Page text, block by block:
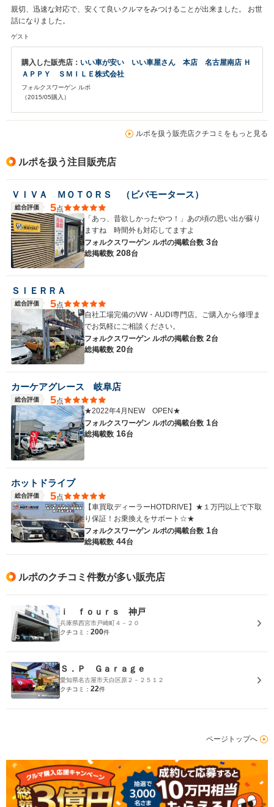
親切、迅速な対応で、安くて良いクルマをみつけることが出来ました。 お世
話になりました。
ゲスト
購入した販売店： いい車が安い いい車屋さん 本店 名古屋南店 Ｈ
ＡＰＰＹ ＳＭＩＬＥ株式会社
フォルクスワーゲン ルポ
（2015/05購入）
ルポを扱う販売店クチコミをもっと見る
ルポを扱う注目販売店
ＶＩＶＡ ＭＯＴＯＲＳ （ビバモータース）
総合評価 5点
「あっ、昔欲しかったやつ！」あの頃の思い出が蘇り
ますね 時間外も対応してますよ
フォルクスワーゲン ルポの掲載台数 3台
総掲載数 208台
ＳＩＥＲＲＡ
総合評価 5点
自社工場完備のVW・AUDI専門店。ご購入から修理ま
でお気軽にご相談ください。
フォルクスワーゲン ルポの掲載台数 2台
総掲載数 20台
カーケアグレース 岐阜店
総合評価 5点
★2022年4月NEW OPEN★
フォルクスワーゲン ルポの掲載台数 1台
総掲載数 16台
ホットドライブ
総合評価 5点
【車買取ディーラーHOTDRIVE】★１万円以上で下取
り保証！お乗換えをサポート☆★
フォルクスワーゲン ルポの掲載台数 1台
総掲載数 44台
ルポのクチコミ件数が多い販売店
ｉ ｆｏｕｒｓ 神戸
兵庫県西宮市戸崎町４－２０
クチコミ： 200件
Ｓ．Ｐ Ｇａｒａｇｅ
愛知県名古屋市天白区原２－２５１２
クチコミ： 22件
ページトップへ